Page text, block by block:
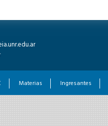
Materias Ingresantes